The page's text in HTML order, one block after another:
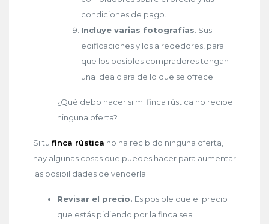
condiciones de pago.
Incluye varias fotografías . Sus
edificaciones y los alrededores, para
que los posibles compradores tengan
una idea clara de lo que se ofrece.
¿Qué debo hacer si mi finca rústica no recibe
ninguna oferta?
Si tu finca rústica no ha recibido ninguna oferta,
hay algunas cosas que puedes hacer para aumentar
las posibilidades de venderla:
Revisar el precio. Es posible que el precio
que estás pidiendo por la finca sea